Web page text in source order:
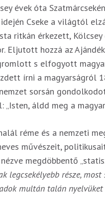
évek óta
Cseke a világtól
ritkán érkezett, Kölcsey
Eljutott hozzá az
s elfogyott
írni a magyarságról
sorsán
áldd meg a
réme és a nemzeti
művészeit,
megdöbbentő
legcsekélyebb része, most
multán talán